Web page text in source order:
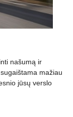
našumą ir
mažiau
jūsų verslo